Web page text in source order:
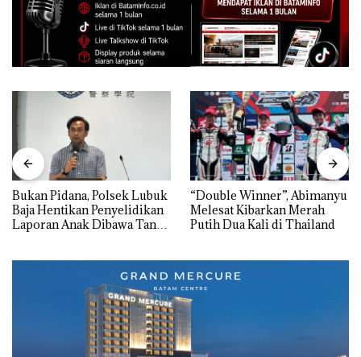
Bukan Pidana, Polsek Lubuk
Baja Hentikan Penyelidikan
Laporan Anak Dibawa Tanpa
“Double Winner”, Abimanyu
Melesat Kibarkan Merah
Putih Dua Kali di Thailand